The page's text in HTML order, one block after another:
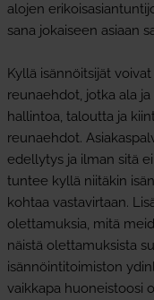
alojen
sana jokaiseen asiaan
Kyllä isännöitsijät
reunaehdot, jotka ala
hallintoa, taloutta ja
reunaehdot.
edellytys ja ilman sitä
tuntee kyllä niitäkin
kohtaa vastavirtaan.
olettamuksia, mitä
näistä olettamuksista
isännöintitoimiston
vaikkapa huoneistoosi